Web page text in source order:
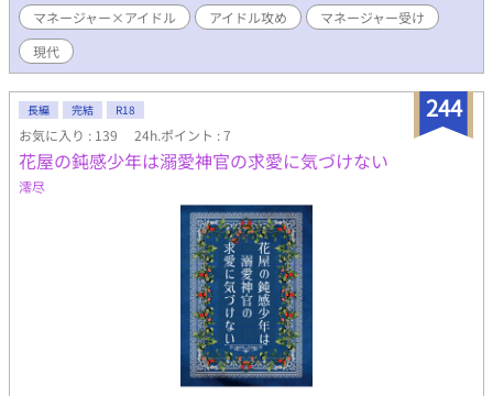
く、そして少し嫉妬深いアイドルの猛攻に、湊は「マネージャ
ー」の仕事を忘れそうになりながら、15階の秘密の現場で愛を受
け止める。 秘密の恋人になった二人の、緊張と溺愛に満ちた夜
読でも大丈夫です
マネージャー×アイドル
アイドル攻め
マネージャー受け
現代
244
長編 完結 R18
お気に入り : 139 24h.ポイント : 7
花屋の鈍感少年は溺愛神官の求愛に気づけない
澪尽